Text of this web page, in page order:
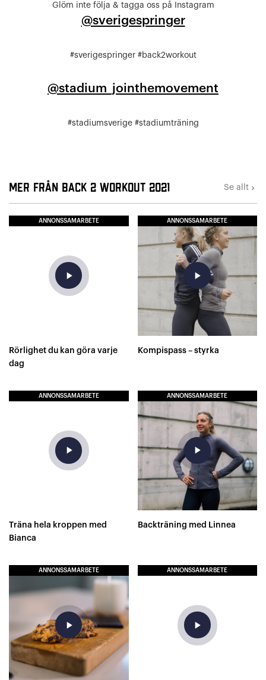
Glöm inte följa & tagga oss på Instagram
@sverigespringer
#sverigespringer #back2workout
@stadium_jointhemovement
#stadiumsverige #stadiumträning
Mer från Back 2 Workout 2021 Se allt keyboard_arrow_right
ANNONSSAMARBETE
play_arrow
Rörlighet du kan göra varje
dag
ANNONSSAMARBETE
play_arrow
Kompispass – styrka
ANNONSSAMARBETE
play_arrow
Träna hela kroppen med
Bianca
ANNONSSAMARBETE
play_arrow
Backträning med Linnea
ANNONSSAMARBETE
play_arrow
ANNONSSAMARBETE
play_arrow